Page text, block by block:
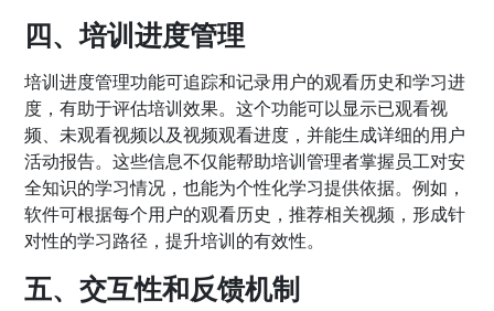
四、培训进度管理
培训进度管理功能可追踪和记录用户的观看历史和学习进
度，有助于评估培训效果。这个功能可以显示已观看视
频、未观看视频以及视频观看进度，并能生成详细的用户
活动报告。这些信息不仅能帮助培训管理者掌握员工对安
全知识的学习情况，也能为个性化学习提供依据。例如，
软件可根据每个用户的观看历史，推荐相关视频，形成针
对性的学习路径，提升培训的有效性。
五、交互性和反馈机制